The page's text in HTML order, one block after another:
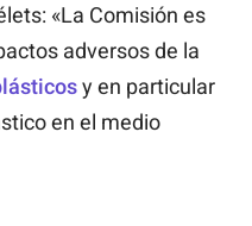
«La Comisión es
adversos de la
y en particular
en el medio